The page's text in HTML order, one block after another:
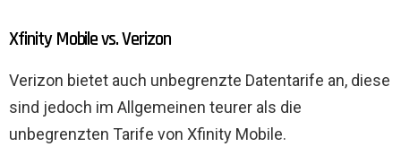
Xfinity Mobile vs. Verizon
Verizon bietet auch unbegrenzte Datentarife an, diese
sind jedoch im Allgemeinen teurer als die
unbegrenzten Tarife von Xfinity Mobile.